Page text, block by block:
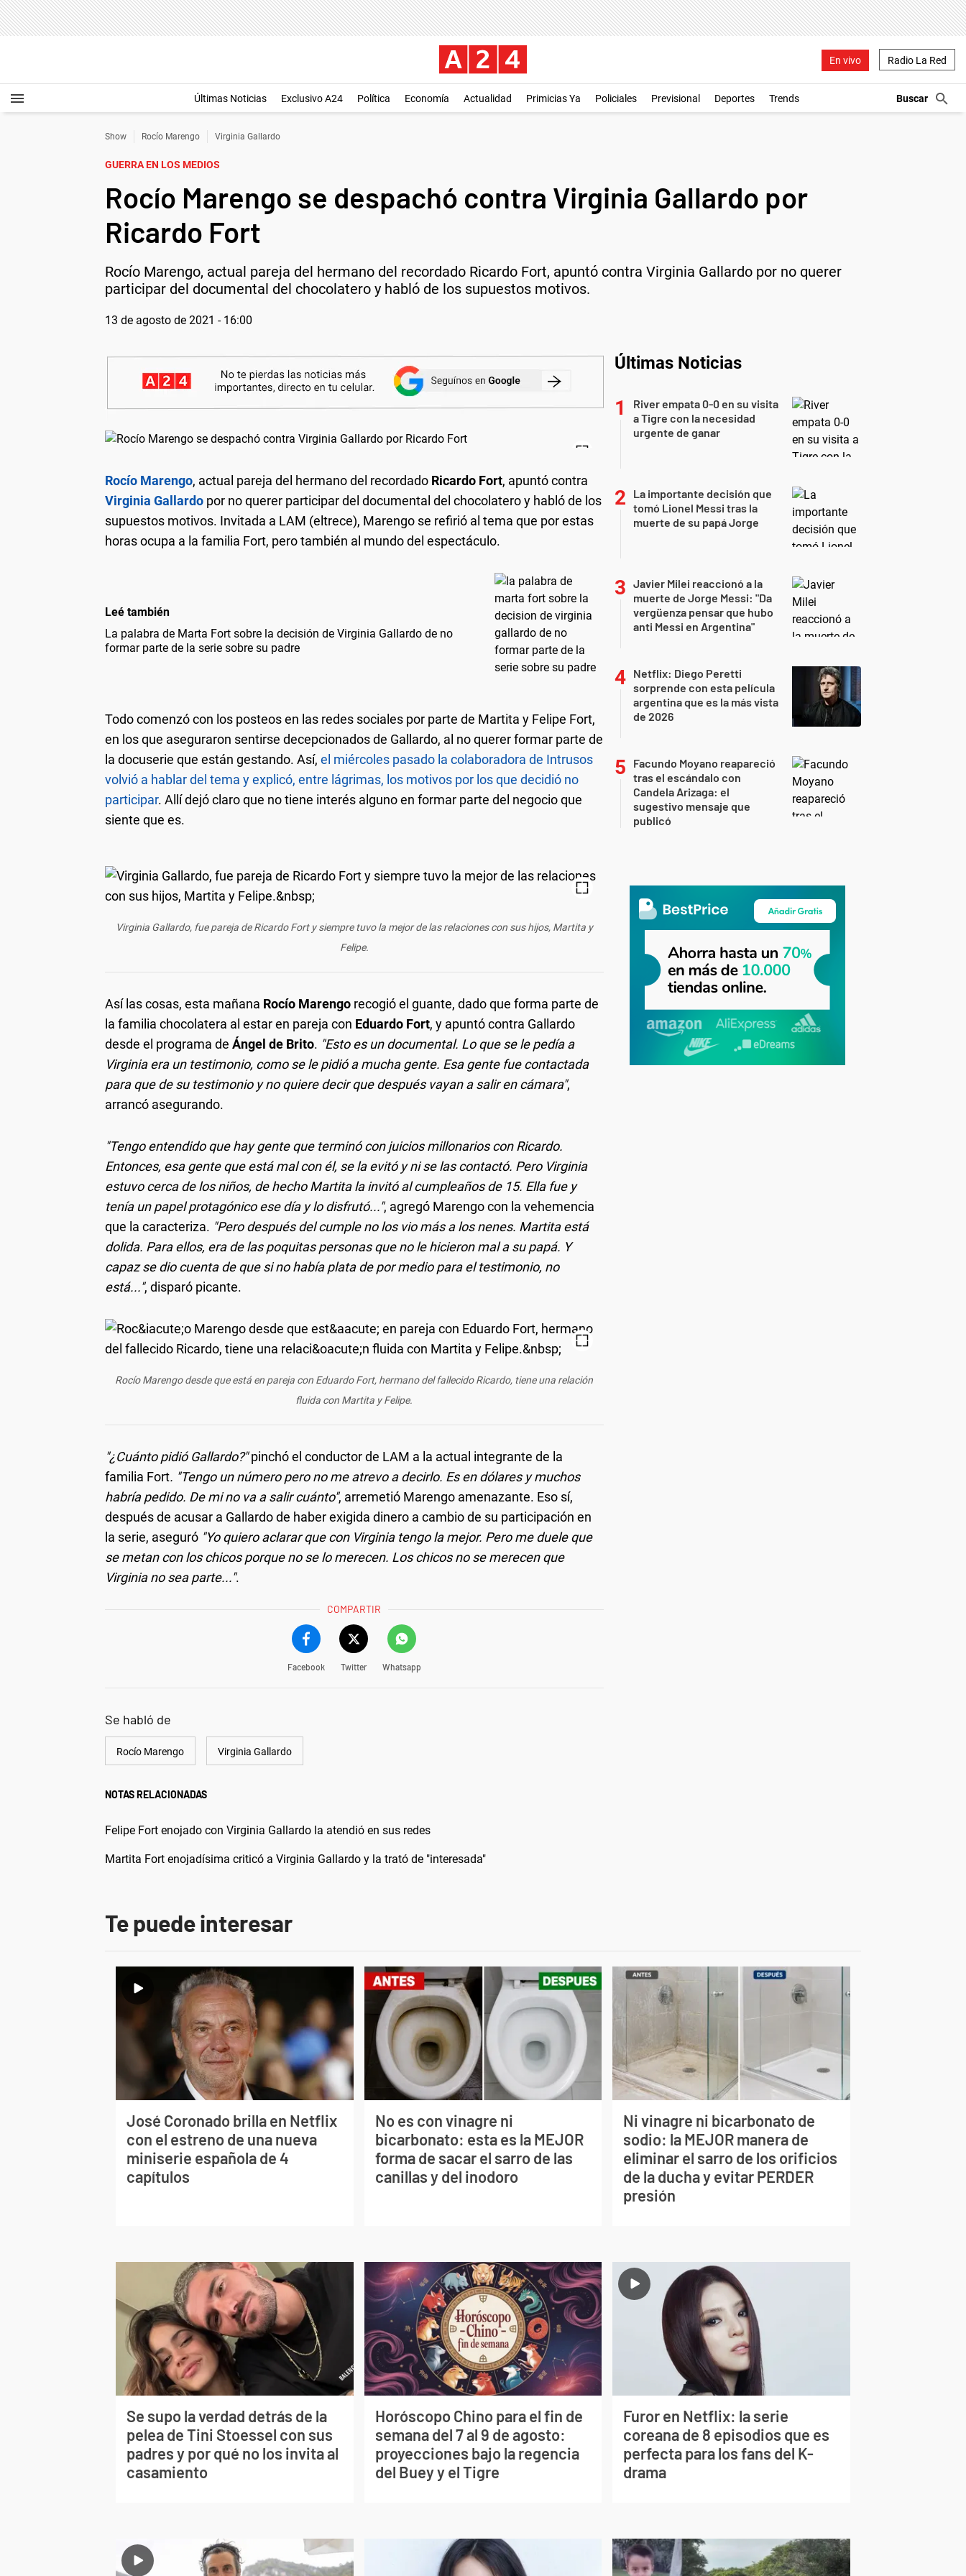
En vivo Radio La Red
Últimas Noticias Exclusivo A24 Política Economía Actualidad Primicias Ya Policiales Previsional Deportes Trends
Show Rocío Marengo Virginia Gallardo
GUERRA EN LOS MEDIOS
Rocío Marengo se despachó contra Virginia Gallardo por
Ricardo Fort
Rocío Marengo, actual pareja del hermano del recordado Ricardo Fort, apuntó contra Virginia Gallardo por no querer
participar del documental del chocolatero y habló de los supuestos motivos.
13 de agosto de 2021 - 16:00
Rocío Marengo, actual pareja del hermano del recordado Ricardo Fort, apuntó contra
Virginia Gallardo por no querer participar del documental del chocolatero y habló de los
supuestos motivos. Invitada a LAM (eltrece), Marengo se refirió al tema que por estas
horas ocupa a la familia Fort, pero también al mundo del espectáculo.
Leé también
La palabra de Marta Fort sobre la decisión de Virginia Gallardo de no
formar parte de la serie sobre su padre
Todo comenzó con los posteos en las redes sociales por parte de Martita y Felipe Fort,
en los que aseguraron sentirse decepcionados de Gallardo, al no querer formar parte de
la docuserie que están gestando. Así, el miércoles pasado la colaboradora de Intrusos
volvió a hablar del tema y explicó, entre lágrimas, los motivos por los que decidió no
participar. Allí dejó claro que no tiene interés alguno en formar parte del negocio que
siente que es.
Virginia Gallardo, fue pareja de Ricardo Fort y siempre tuvo la mejor de las relaciones con sus hijos, Martita y
Felipe.
Así las cosas, esta mañana Rocío Marengo recogió el guante, dado que forma parte de
la familia chocolatera al estar en pareja con Eduardo Fort, y apuntó contra Gallardo
desde el programa de Ángel de Brito. "Esto es un documental. Lo que se le pedía a
Virginia era un testimonio, como se le pidió a mucha gente. Esa gente fue contactada
para que de su testimonio y no quiere decir que después vayan a salir en cámara",
arrancó asegurando.
"Tengo entendido que hay gente que terminó con juicios millonarios con Ricardo.
Entonces, esa gente que está mal con él, se la evitó y ni se las contactó. Pero Virginia
estuvo cerca de los niños, de hecho Martita la invitó al cumpleaños de 15. Ella fue y
tenía un papel protagónico ese día y lo disfrutó...", agregó Marengo con la vehemencia
que la caracteriza. "Pero después del cumple no los vio más a los nenes. Martita está
dolida. Para ellos, era de las poquitas personas que no le hicieron mal a su papá. Y
capaz se dio cuenta de que si no había plata de por medio para el testimonio, no
está...", disparó picante.
Rocío Marengo desde que está en pareja con Eduardo Fort, hermano del fallecido Ricardo, tiene una relación
fluida con Martita y Felipe.
"¿Cuánto pidió Gallardo?"pinchó el conductor de LAM a la actual integrante de la
familia Fort. "Tengo un número pero no me atrevo a decirlo. Es en dólares y muchos
habría pedido. De mi no va a salir cuánto", arremetió Marengo amenazante. Eso sí,
después de acusar a Gallardo de haber exigida dinero a cambio de su participación en
la serie, aseguró "Yo quiero aclarar que con Virginia tengo la mejor. Pero me duele que
se metan con los chicos porque no se lo merecen. Los chicos no se merecen que
Virginia no sea parte...".
COMPARTIR
Facebook Twitter Whatsapp
Se habló de
Rocío Marengo Virginia Gallardo
NOTAS RELACIONADAS
Felipe Fort enojado con Virginia Gallardo la atendió en sus redes
Martita Fort enojadísima criticó a Virginia Gallardo y la trató de "interesada"
Últimas Noticias
River empata 0-0 en su visita
a Tigre con la necesidad
urgente de ganar
La importante decisión que
tomó Lionel Messi tras la
muerte de su papá Jorge
Javier Milei reaccionó a la
muerte de Jorge Messi: "Da
vergüenza pensar que hubo
anti Messi en Argentina"
Netflix: Diego Peretti
sorprende con esta película
argentina que es la más vista
de 2026
Facundo Moyano reapareció
tras el escándalo con
Candela Arizaga: el
sugestivo mensaje que
publicó
Te puede interesar
José Coronado brilla en Netflix
con el estreno de una nueva
miniserie española de 4
capítulos
No es con vinagre ni
bicarbonato: esta es la MEJOR
forma de sacar el sarro de las
canillas y del inodoro
Ni vinagre ni bicarbonato de
sodio: la MEJOR manera de
eliminar el sarro de los orificios
de la ducha y evitar PERDER
presión
Se supo la verdad detrás de la
pelea de Tini Stoessel con sus
padres y por qué no los invita al
casamiento
Horóscopo Chino para el fin de
semana del 7 al 9 de agosto:
proyecciones bajo la regencia
del Buey y el Tigre
Furor en Netflix: la serie
coreana de 8 episodios que es
perfecta para los fans del K-
drama